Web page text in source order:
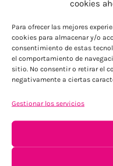
cookies
Para ofrecer las mejores
cookies para almacenar y/o
consentimiento de estas
el comportamiento de
sitio. No consentir o retirar el
negativamente a ciertas
Gestionar los servicios
TU
Tu